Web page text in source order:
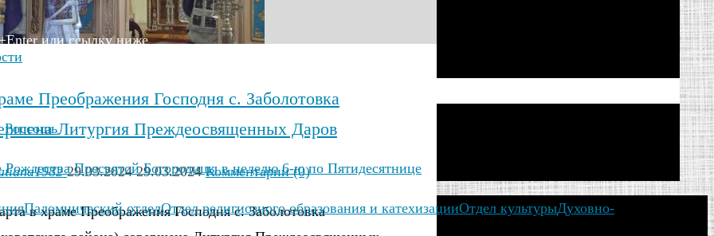
Преображения Господня с. Заболотовка
Литургия Преждеосвященных Даров
29.03.2024 29.03.2024 Комментарии (0)
в храме Преображения Господня с. Заболотовка
или ссылку ниже
Россошь
Пресвятой Богородицы в неделю 6-ю по Пятидесятнице
Паломнический отделОтдел религиозного образования и катехизацииОтдел культурыДуховно-